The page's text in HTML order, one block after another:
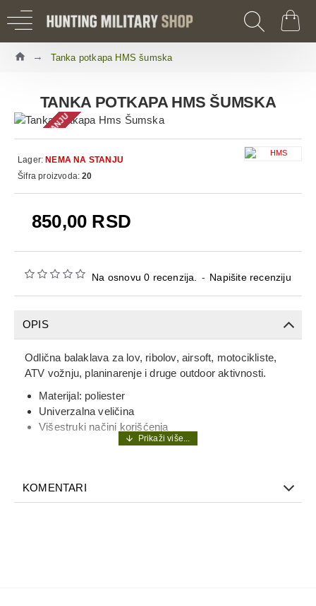
Tanka potkapa HMS šumska
TANKA POTKAPA HMS ŠUMSKA
NEMA NA STANJU
Na osnovu 0 recenzija. - Napišite recenziju
850,00 RSD
Lager: NEMA NA STANJU
Šifra proizvoda: 20
OPIS
Odlična balaklava za lov, ribolov, airsoft, motocikliste,
ATV vožnju, planinarenje i druge outdoor aktivnosti.
Materijal: poliester
Univerzalna veličina
Višestruki načini korišćenja
KOMENTARI